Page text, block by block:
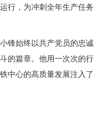
行，为冲刺全年生产任务
锋始终以共产党员的忠诚
的篇章。他用一次次的行
中心的高质量发展注入了